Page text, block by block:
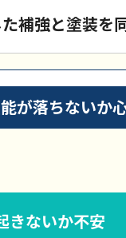
補強と塗装を
が落ちないか
きないか不安